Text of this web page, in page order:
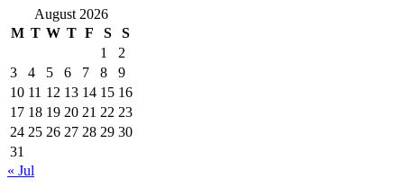
August 2026
M T W T F S
S
1
2
3
4 5 6 7 8
9
10 11 12 13 14 15 16
17 18 19 20 21 22 23
24 25 26 27 28 29 30
31
« Jul